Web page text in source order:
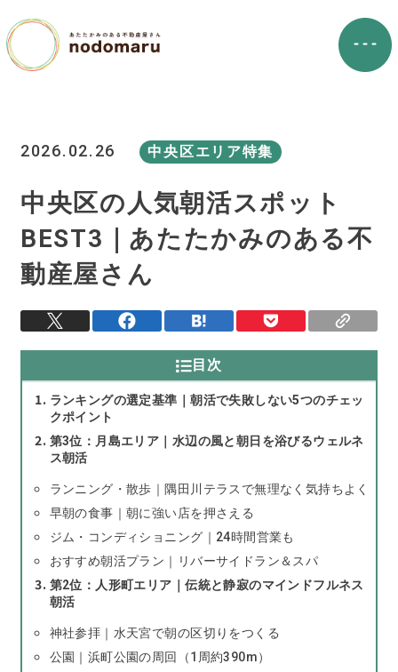
2026.02.26 中央区エリア特集
中央区の人気朝活スポット
BEST3｜あたたかみのある不
動産屋さん
目次
ランキングの選定基準｜朝活で失敗しない5つのチェッ
クポイント
第3位：月島エリア｜水辺の風と朝日を浴びるウェルネ
ス朝活
ランニング・散歩｜隅田川テラスで無理なく気持ちよく
早朝の食事｜朝に強い店を押さえる
ジム・コンディショニング｜24時間営業も
おすすめ朝活プラン｜リバーサイドラン＆スパ
第2位：人形町エリア｜伝統と静寂のマインドフルネス
朝活
神社参拝｜水天宮で朝の区切りをつくる
公園｜浜町公園の周回（1周約390m）